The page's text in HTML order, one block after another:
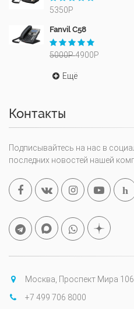
5350Р
Fanvil C58
5000Р4900Р
Ещё
Контакты
Подписывайтесь на нас в
последних новостей нашей
h
Москва, Проспект Мира 106
+7 499 706 8000